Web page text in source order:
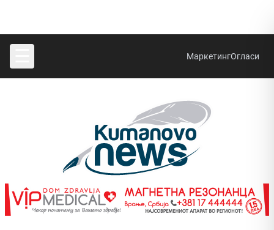
МаркетингОгласи